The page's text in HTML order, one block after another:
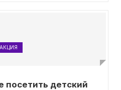
АКЦИЯ
детский